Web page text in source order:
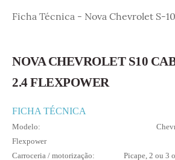
Ficha Técnica - Nova Chevrolet S-10
NOVA CHEVROLET S10
2.4 FLEXPOWER
FICHA TÉCNICA
Modelo: Chevrolet S10
Flexpower
Carroceria / motorização: Picape, 2 ou 3